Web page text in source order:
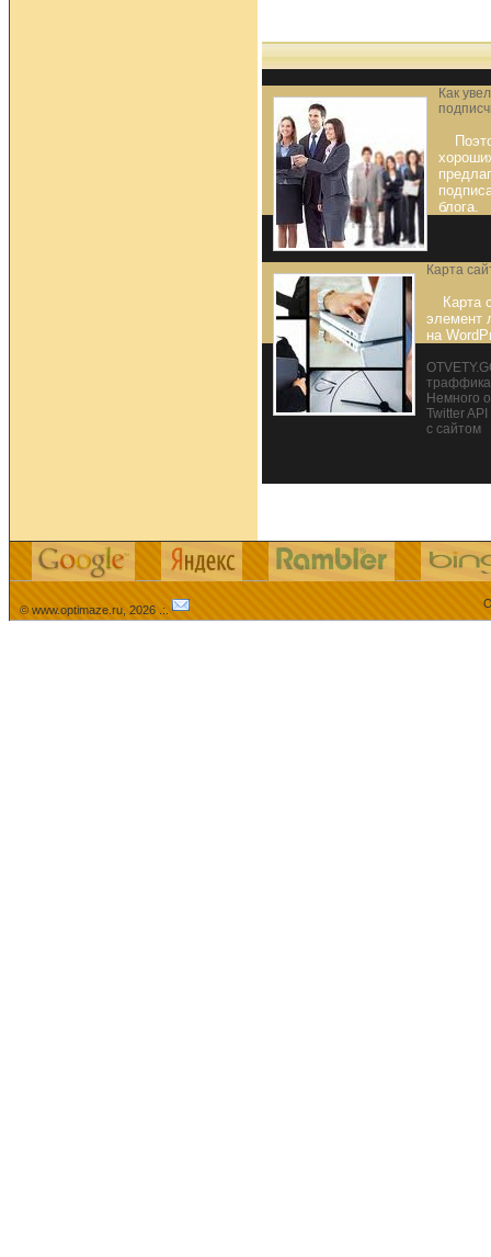
Как
блога.
Карта
Карта
элемент
на
траффика
Немного
Twitter
с сайтом
© www.optimaze.ru, 2026 .:.